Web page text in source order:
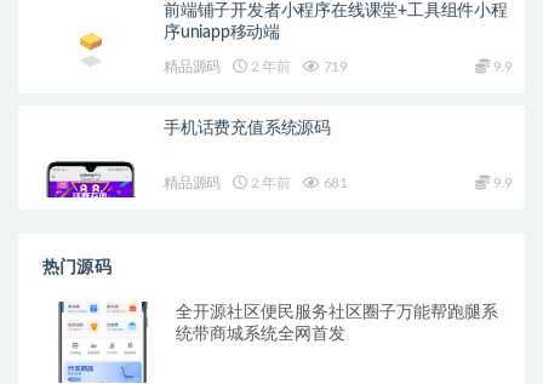
前端铺子开发者小程序在线课堂+工具组件小程
序uniapp移动端
精品源码 2 年前 719 9.9
手机话费充值系统源码
精品源码 2 年前 681 9.9
热门源码
全开源社区便民服务社区圈子万能帮跑腿系
统带商城系统全网首发